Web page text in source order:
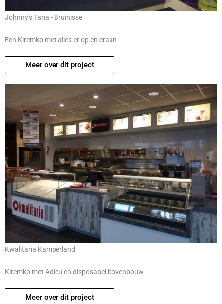
Johnny's Taria - Bruinisse
Een Kiremko met alles er op en eraan
Meer over dit project
Kwalitaria Kamperland
Kiremko met Adieu en disposabel bovenbouw
Meer over dit project